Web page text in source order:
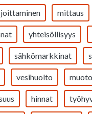
mittaus
yhteisöllisyys
sähkömarkkinat
vesihuolto
hinnat